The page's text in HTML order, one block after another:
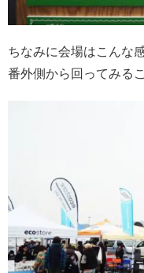
ちなみに会場はこんな
番外側から回ってみる